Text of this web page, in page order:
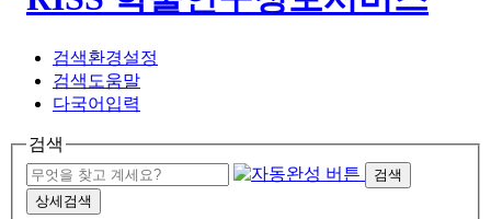
검색환경설정
검색도움말
다국어입력
검색
검색
상세검색